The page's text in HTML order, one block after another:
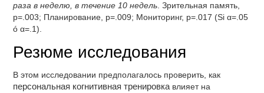
раза в неделю, в течение 10 недель . Зрительная память,
p=.003; Планирование, p=.009; Мониторинг, p=.017 (Si α=.05
ó α=.1).
Резюме исследования
В этом исследовании предполагалось проверить, как
персональная когнитивная тренировка влияет на